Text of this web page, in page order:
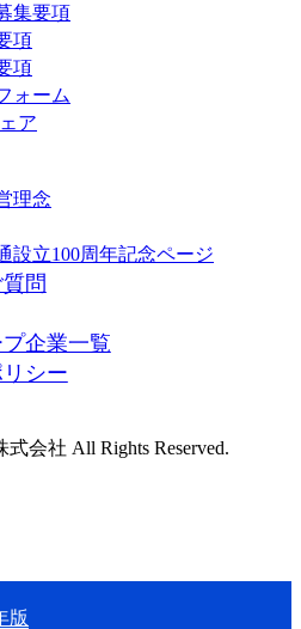
集要項
項
項
ォーム
ア
理念
設立100周年記念ページ
問
企業一覧
シー
会社 All Rights Reserved.
版